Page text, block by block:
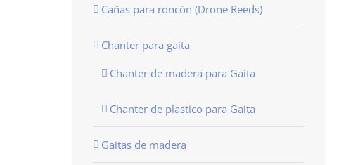
Cañas para roncón (Drone Reeds)
Chanter para gaita
Chanter de madera para Gaita
Chanter de plastico para Gaita
Gaitas de madera